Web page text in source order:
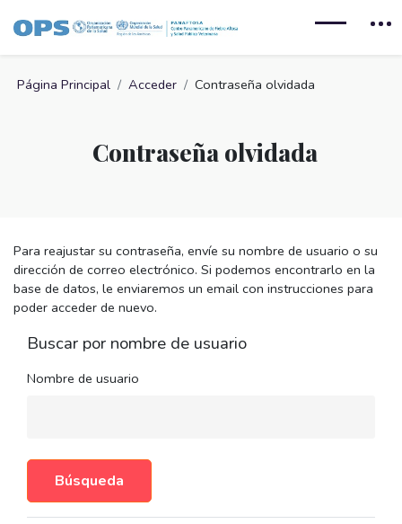
Página Principal Acceder Contraseña olvidada
Contraseña olvidada
Para reajustar su contraseña, envíe su nombre de usuario o su
dirección de correo electrónico. Si podemos encontrarlo en la
base de datos, le enviaremos un email con instrucciones para
poder acceder de nuevo.
Buscar por nombre de usuario
Nombre de usuario